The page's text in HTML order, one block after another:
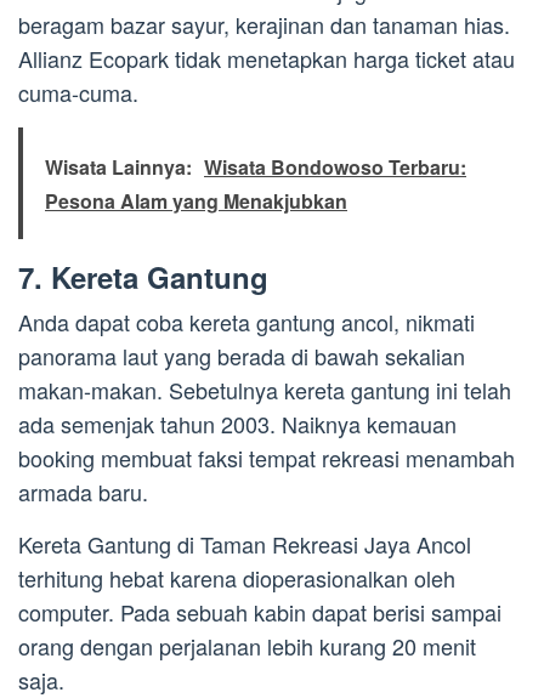
beragam bazar sayur, kerajinan dan tanaman hias.
Allianz Ecopark tidak menetapkan harga ticket atau
cuma-cuma.
Wisata Lainnya: Wisata Bondowoso Terbaru:
Pesona Alam yang Menakjubkan
7. Kereta Gantung
Anda dapat coba kereta gantung ancol, nikmati
panorama laut yang berada di bawah sekalian
makan-makan. Sebetulnya kereta gantung ini telah
ada semenjak tahun 2003. Naiknya kemauan
booking membuat faksi tempat rekreasi menambah
armada baru.
Kereta Gantung di Taman Rekreasi Jaya Ancol
terhitung hebat karena dioperasionalkan oleh
computer. Pada sebuah kabin dapat berisi sampai
orang dengan perjalanan lebih kurang 20 menit
saja.